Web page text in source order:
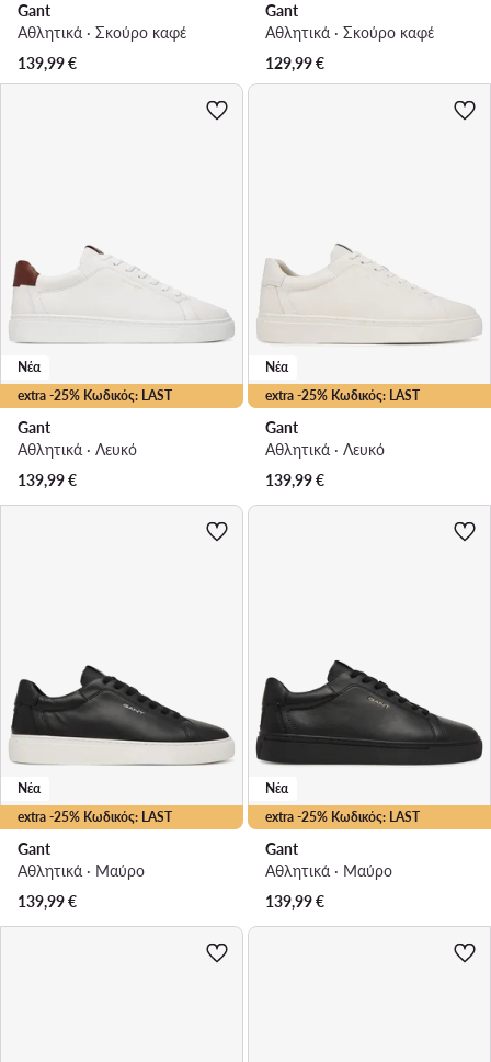
Gant
Αθλητικά · Σκούρο καφέ
139,99€
Gant
Αθλητικά · Σκούρο καφέ
129,99€
extra -25% Κωδικός: LAST
Νέα
Gant
Αθλητικά · Λευκό
139,99€
extra -25% Κωδικός: LAST
Νέα
Gant
Αθλητικά · Λευκό
139,99€
extra -25% Κωδικός: LAST
Νέα
Gant
Αθλητικά · Μαύρο
139,99€
extra -25% Κωδικός: LAST
Νέα
Gant
Αθλητικά · Μαύρο
139,99€